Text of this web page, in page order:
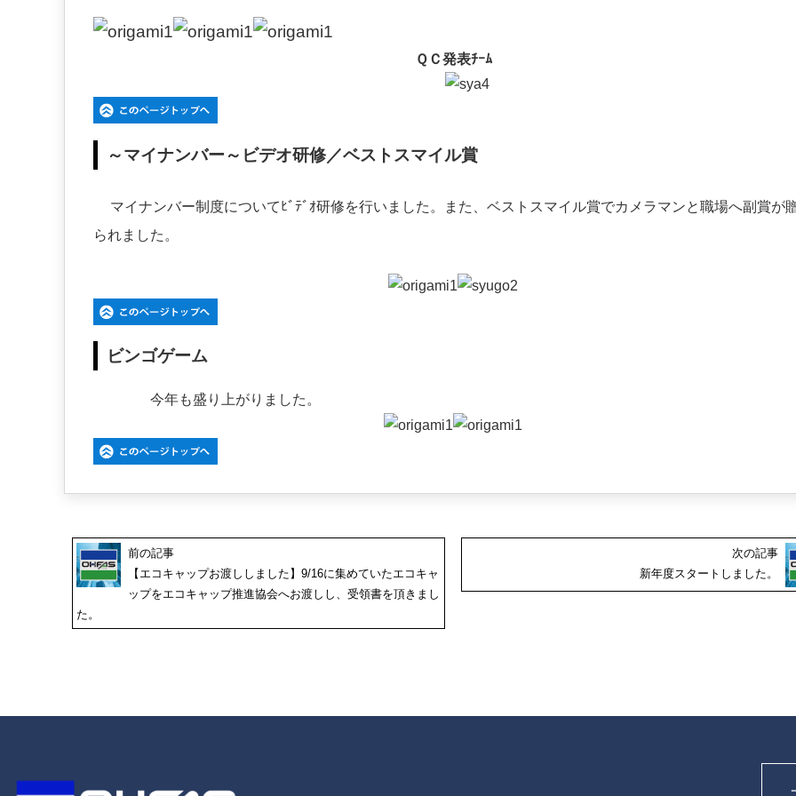
ＱＣ発表ﾁｰﾑ
～マイナンバー～ビデオ研修／ベストスマイル賞
マイナンバー制度についてﾋﾞﾃﾞｵ研修を行いました。また、ベストスマイル賞でカメラマンと職場へ副賞が
られました。
ビンゴゲーム
今年も盛り上がりました。
前の記事
【エコキャップお渡ししました】9/16に集めていたエコキャ
ップをエコキャップ推進協会へお渡しし、受領書を頂きまし
た。
次の記事
新年度スタートしました。